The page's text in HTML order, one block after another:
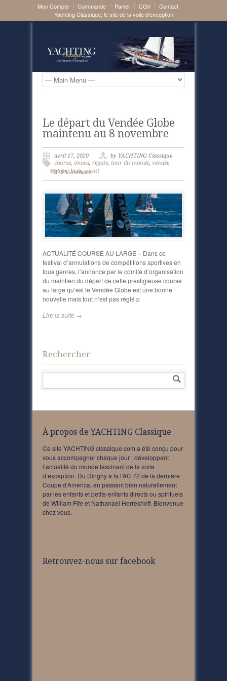
Mon Compte Commande Panier CGV
Contact
Yachting Classique, le site de la voile d'exception
Le départ du Vendée Globe
maintenu au 8 novembre
avril 17, 2020
by YACHTING Classique
course, imoca, régate, tour du monde, vendée
globe,Voile,yacht
0 Comment
ACTUALITÉ COURSE AU LARGE – Dans ce
festival d’annulations de compétitions sportives en
tous genres, l’annonce par le comité d’organisation
du maintien du départ de cette prestigieuse course
au large qu’est le Vendée Globe est une bonne
nouvelle mais tout n’est pas réglé p
Lire la suite →
Rechercher
À propos de YACHTING Classique
Ce site YACHTING classique.com a été conçu pour
vous accompagner chaque jour ; développant
l’actualité du monde fascinant de la voile
d’exception. Du Dinghy à la l’AC 72 de la dernière
Coupe d’America, en passant bien naturellement
par les enfants et petits-enfants directs ou spirituels
de William Fife et Nathanael Herreshoff. Bienvenue
chez vous.
Retrouvez-nous sur facebook